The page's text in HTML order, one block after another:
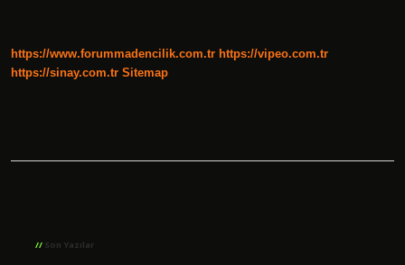
https://www.forummadencilik.com.tr https://vipeo.com.tr
https://sinay.com.tr Sitemap
Son Yazılar